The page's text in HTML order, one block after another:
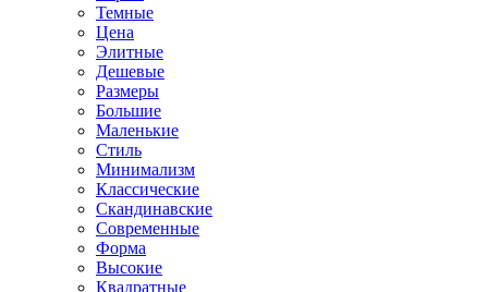
Темные
Цена
Элитные
Дешевые
Размеры
Большие
Маленькие
Стиль
Минимализм
Классические
Скандинавские
Современные
Форма
Высокие
Квадратные